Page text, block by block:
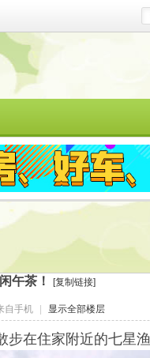
午茶！ [复制链接]
自手机 | 显示全部楼层
步在住家附近的七星